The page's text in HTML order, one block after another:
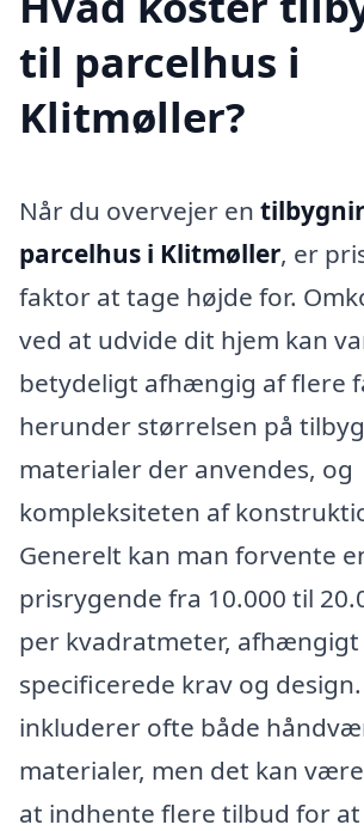
til parcelhus i
Klitmøller?
Når du overvejer en
parcelhus i Klitmøller, er
faktor at tage højde for.
ved at udvide dit hjem kan
betydeligt afhængig af flere
herunder størrelsen på
materialer der anvendes, og
kompleksiteten af
Generelt kan man forvente
prisrygende fra 10.000 til
per kvadratmeter, afhængigt
specificerede krav og
inkluderer ofte både
materialer, men det kan
at indhente flere tilbud for